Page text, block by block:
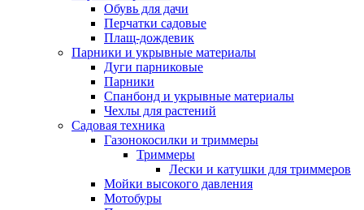
Обувь для дачи
Перчатки садовые
Плащ-дождевик
Парники и укрывные материалы
Дуги парниковые
Парники
Спанбонд и укрывные материалы
Чехлы для растений
Садовая техника
Газонокосилки и триммеры
Триммеры
Лески и катушки для триммеров
Мойки высокого давления
Мотобуры